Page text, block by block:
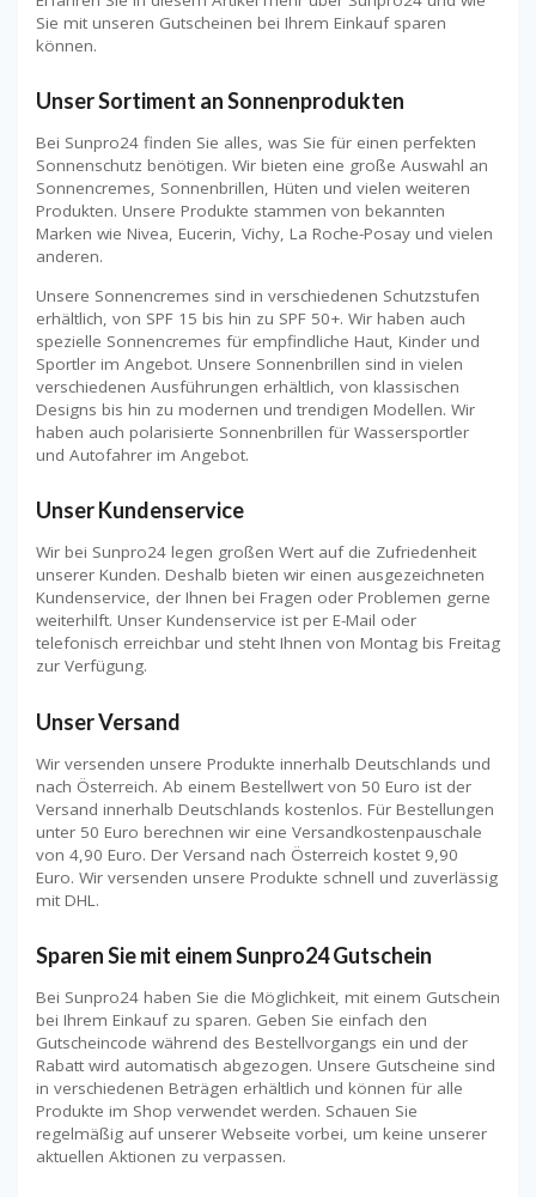
Sie mit unseren Gutscheinen bei Ihrem Einkauf sparen
können.
Unser Sortiment an Sonnenprodukten
Bei Sunpro24 finden Sie alles, was Sie für einen perfekten
Sonnenschutz benötigen. Wir bieten eine große Auswahl an
Sonnencremes, Sonnenbrillen, Hüten und vielen weiteren
Produkten. Unsere Produkte stammen von bekannten
Marken wie Nivea, Eucerin, Vichy, La Roche-Posay und vielen
anderen.
Unsere Sonnencremes sind in verschiedenen Schutzstufen
erhältlich, von SPF 15 bis hin zu SPF 50+. Wir haben auch
spezielle Sonnencremes für empfindliche Haut, Kinder und
Sportler im Angebot. Unsere Sonnenbrillen sind in vielen
verschiedenen Ausführungen erhältlich, von klassischen
Designs bis hin zu modernen und trendigen Modellen. Wir
haben auch polarisierte Sonnenbrillen für Wassersportler
und Autofahrer im Angebot.
Unser Kundenservice
Wir bei Sunpro24 legen großen Wert auf die Zufriedenheit
unserer Kunden. Deshalb bieten wir einen ausgezeichneten
Kundenservice, der Ihnen bei Fragen oder Problemen gerne
weiterhilft. Unser Kundenservice ist per E-Mail oder
telefonisch erreichbar und steht Ihnen von Montag bis Freitag
zur Verfügung.
Unser Versand
Wir versenden unsere Produkte innerhalb Deutschlands und
nach Österreich. Ab einem Bestellwert von 50 Euro ist der
Versand innerhalb Deutschlands kostenlos. Für Bestellungen
unter 50 Euro berechnen wir eine Versandkostenpauschale
von 4,90 Euro. Der Versand nach Österreich kostet 9,90
Euro. Wir versenden unsere Produkte schnell und zuverlässig
mit DHL.
Sparen Sie mit einem Sunpro24 Gutschein
Bei Sunpro24 haben Sie die Möglichkeit, mit einem Gutschein
bei Ihrem Einkauf zu sparen. Geben Sie einfach den
Gutscheincode während des Bestellvorgangs ein und der
Rabatt wird automatisch abgezogen. Unsere Gutscheine sind
in verschiedenen Beträgen erhältlich und können für alle
Produkte im Shop verwendet werden. Schauen Sie
regelmäßig auf unserer Webseite vorbei, um keine unserer
aktuellen Aktionen zu verpassen.